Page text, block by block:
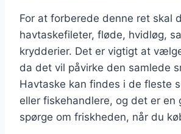
For at forberede denne ret skal
havtaskefileter, fløde, hvidløg,
krydderier. Det er vigtigt at
da det vil påvirke den samlede
Havtaske kan findes i de fleste
eller fiskehandlere, og det er en
spørge om friskheden, når du